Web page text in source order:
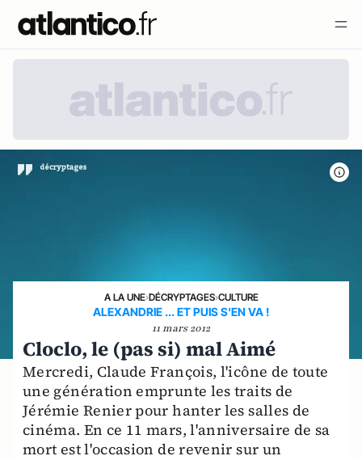
A LA UNE›DÉCRYPTAGES›CULTURE
ALEXANDRIE ... ET PUIS S'EN VA !
11 mars 2012
Cloclo, le (pas si) mal Aimé
Mercredi, Claude François, l'icône de toute
une génération emprunte les traits de
Jérémie Renier pour hanter les salles de
cinéma. En ce 11 mars, l'anniversaire de sa
mort est l'occasion de revenir sur un